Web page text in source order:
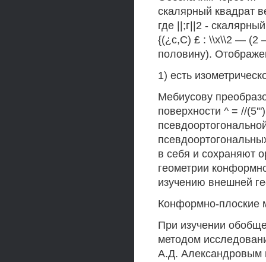
скалярный квадрат
где ||;г||2 -
{(¿с,С) £ : \\х\\2 — (2
половину).
1) есть
Мебиусову
поверхности ^ = //
в себя и сохраняют
геометрии
изучению внешней
Конформно-плоские
При изучении
методом
А.Д. Александровым